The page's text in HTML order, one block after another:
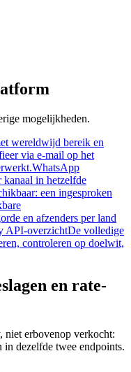
mogelijkheden.
wereldwijd bereik en
via e-mail op het
WhatsApp
kanaal in hetzelfde
een ingesproken
en afzenders per land
API-overzichtDe volledige
controleren op doelwit,
en rate-
erbovenop verkocht:
in dezelfde twee endpoints.